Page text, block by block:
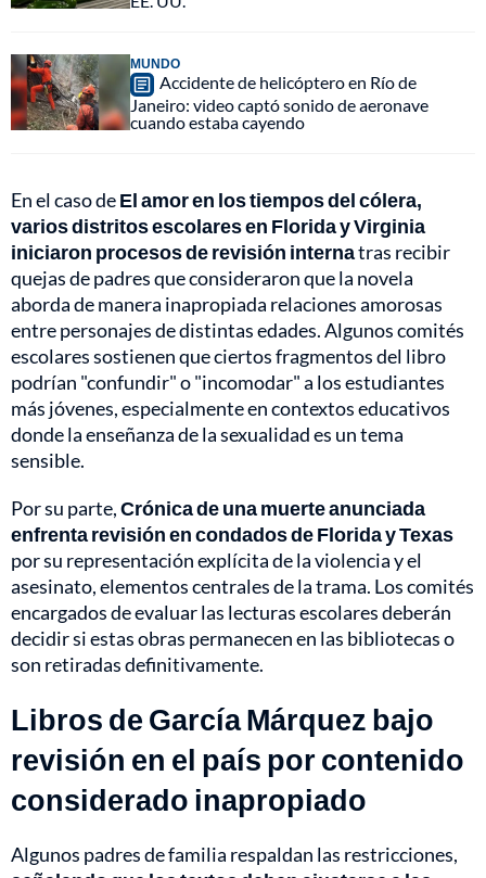
MUNDO
Accidente de helicóptero en Río de
Janeiro: video captó sonido de aeronave
cuando estaba cayendo
En el caso deEl amor en los tiempos del cólera,
varios distritos escolares en Florida y Virginia
iniciaron procesos de revisión internatras recibir
quejas de padres que consideraron que la novela
aborda de manera inapropiada relaciones amorosas
entre personajes de distintas edades. Algunos comités
escolares sostienen que ciertos fragmentos del libro
podrían "confundir" o "incomodar" a los estudiantes
más jóvenes, especialmente en contextos educativos
donde la enseñanza de la sexualidad es un tema
sensible.
Por su parte,Crónica de una muerte anunciada
enfrenta revisión en condados de Florida y Texas
por su representación explícita de la violencia y el
asesinato, elementos centrales de la trama. Los comités
encargados de evaluar las lecturas escolares deberán
decidir si estas obras permanecen en las bibliotecas o
son retiradas definitivamente.
Libros de García Márquez bajo
revisión en el país por contenido
considerado inapropiado
Algunos padres de familia respaldan las restricciones,